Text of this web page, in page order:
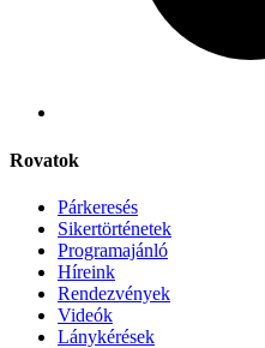
Rovatok
Párkeresés
Sikertörténetek
Programajánló
Híreink
Rendezvények
Videók
Lánykérések